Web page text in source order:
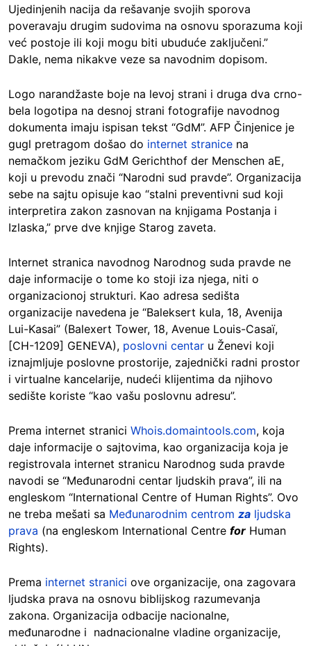
Ujedinjenih nacija da rešavanje svojih sporova
poveravaju drugim sudovima na osnovu sporazuma koji
već postoje ili koji mogu biti ubuduće zaključeni.”
Dakle, nema nikakve veze sa navodnim dopisom.
Logo narandžaste boje na levoj strani i druga dva crno-
bela logotipa na desnoj strani fotografije navodnog
dokumenta imaju ispisan tekst “GdM”. AFP Činjenice je
gugl pretragom došao do internet stranice na
nemačkom jeziku GdM Gerichthof der Menschen aE,
koji u prevodu znači “Narodni sud pravde”. Organizacija
sebe na sajtu opisuje kao “stalni preventivni sud koji
interpretira zakon zasnovan na knjigama Postanja i
Izlaska,” prve dve knjige Starog zaveta.
Internet stranica navodnog Narodnog suda pravde ne
daje informacije o tome ko stoji iza njega, niti o
organizacionoj strukturi. Kao adresa sedišta
organizacije navedena je “Baleksert kula, 18, Avenija
Lui-Kasai” (Balexert Tower, 18, Avenue Louis-Casaï,
[CH-1209] GENEVA), poslovni centar u Ženevi koji
iznajmljuje poslovne prostorije, zajednički radni prostor
i virtualne kancelarije, nudeći klijentima da njihovo
sedište koriste “kao vašu poslovnu adresu”.
Prema internet stranici Whois.domaintools.com, koja
daje informacije o sajtovima, kao organizacija koja je
registrovala internet stranicu Narodnog suda pravde
navodi se “Međunarodni centar ljudskih prava”, ili na
engleskom “International Centre of Human Rights”. Ovo
ne treba mešati sa Međunarodnim centrom za ljudska
prava (na engleskom International Centre for Human
Rights).
Prema internet stranici ove organizacije, ona zagovara
ljudska prava na osnovu biblijskog razumevanja
zakona. Organizacija odbacije nacionalne,
međunarodne i nadnacionalne vladine organizacije,